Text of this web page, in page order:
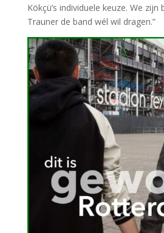
Kökçü’s individuele keuze. We
Trauner de band wél wil dragen.”